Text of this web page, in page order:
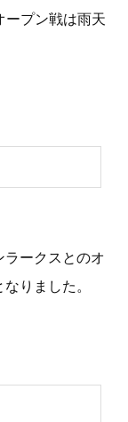
ープン戦は雨天
ラークスとのオ
りました。